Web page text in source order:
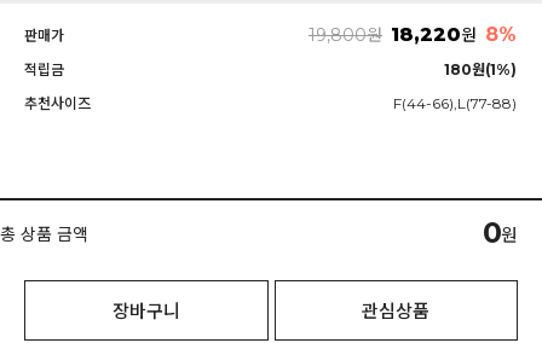
판매가 19,800원 18,220원 8%
적립금
180원(1%)
추천사이즈
F(44-66),L(77-88)
총 상품 금액 0원
장바구니 관심상품